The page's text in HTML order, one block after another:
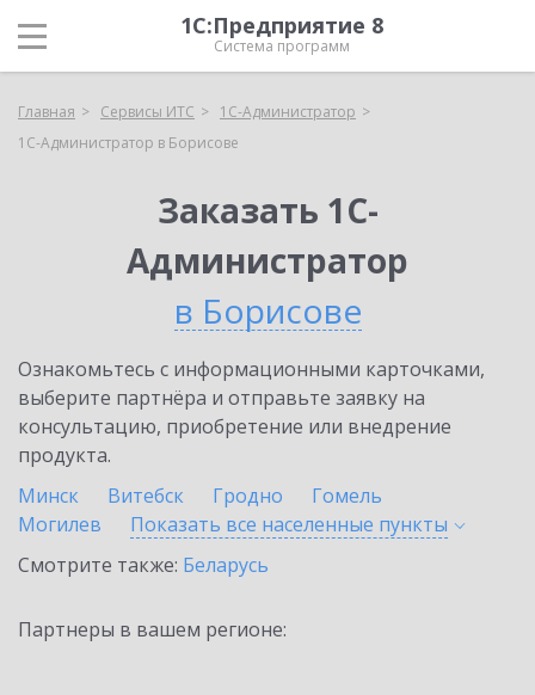
1С:Предприятие 8
Система программ
Главная Сервисы ИТС
1С-Администратор
1С-Администратор в Борисове
Заказать 1С-
Администратор
в Борисове
Ознакомьтесь с информационными карточками,
выберите партнёра и отправьте заявку на
консультацию, приобретение или внедрение
продукта.
Минск
Витебск Гродно
Гомель
Могилев
Показать все населенные пункты
Смотрите также: Беларусь
Партнеры в вашем регионе: